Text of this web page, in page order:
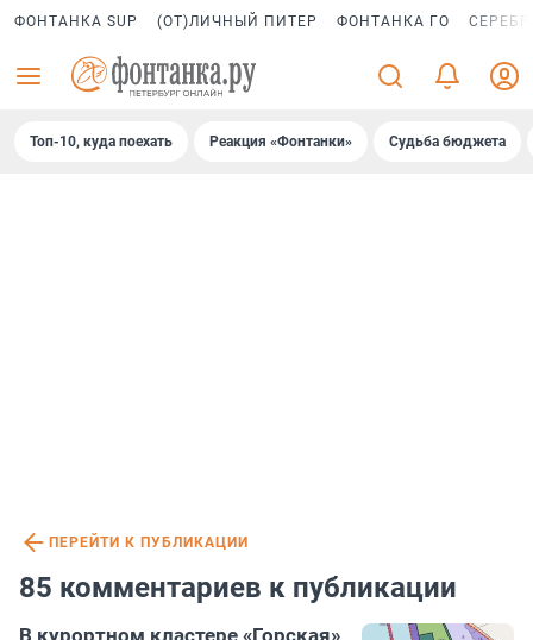
ФОНТАНКА SUP (ОТ)ЛИЧНЫЙ ПИТЕР ФОНТАНКА ГО
Топ-10, куда поехать Реакция «Фонтанки» Судьба бюджета
ПЕРЕЙТИ К ПУБЛИКАЦИИ
85 комментариев к публикации